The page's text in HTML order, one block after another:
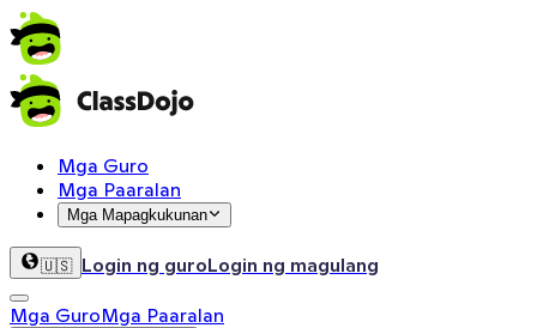
Mga Guro
Mga Paaralan
Mga Mapagkukunan
🇺🇸 Login ng guroLogin ng magulang
Mga GuroMga Paaralan